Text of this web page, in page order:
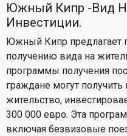
Южный Кипр -Вид
Инвестиции.
Южный Кипр предлагает
получению вида на
программы получения
граждане могут
жительство,
300 000 евро. Эта
включая безвизовые